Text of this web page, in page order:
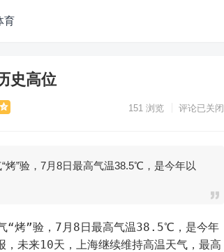
育
史高位
151 浏览 评论已关闭
烤”验，7月8日最高气温38.5℃，是今年以
未来10天，上海继续维持高温天气，最高